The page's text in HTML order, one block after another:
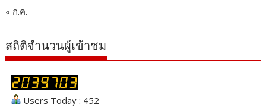
« ก.ค.
สถิติจำนวนผู้เข้าชม
Users Today : 452